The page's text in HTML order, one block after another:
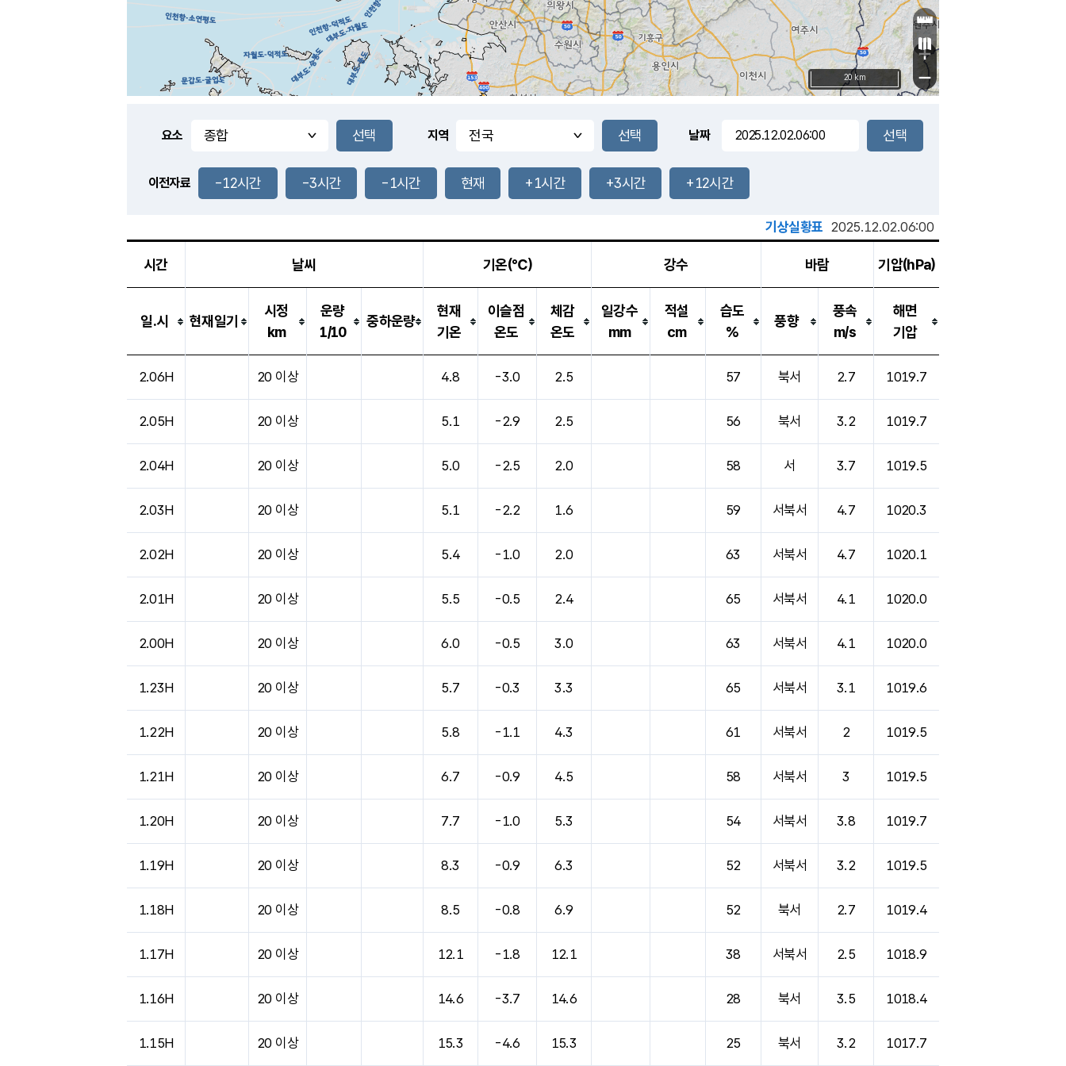
+
−
20 km
요소 지역 날짜
이전자료 -12시간 -3시간 -1시간 현재 +1시간 +3시간 +12시간
기상실황표 2025.12.02.06:00
시간 날씨 기온(℃) 강수 바람 기압(hPa)
일.시 현재일기
시정
km
운량
1/10
중하운량
현재
기온
이슬점
온도
체감
온도
일강수
mm
적설
cm
습도
%
풍향
풍속
m/s
해면
기압
2.06H 20 이상 4.8 -3.0 2.5 57 북서 2.7 1019.7
2.05H 20 이상 5.1 -2.9 2.5 56 북서 3.2 1019.7
2.04H 20 이상 5.0 -2.5 2.0 58 서 3.7 1019.5
2.03H 20 이상 5.1 -2.2 1.6 59 서북서 4.7 1020.3
2.02H 20 이상 5.4 -1.0 2.0 63 서북서 4.7 1020.1
2.01H 20 이상 5.5 -0.5 2.4 65 서북서 4.1 1020.0
2.00H 20 이상 6.0 -0.5 3.0 63 서북서 4.1 1020.0
1.23H 20 이상 5.7 -0.3 3.3 65 서북서 3.1 1019.6
1.22H 20 이상 5.8 -1.1 4.3 61 서북서 2 1019.5
1.21H 20 이상 6.7 -0.9 4.5 58 서북서 3 1019.5
1.20H 20 이상 7.7 -1.0 5.3 54 서북서 3.8 1019.7
1.19H 20 이상 8.3 -0.9 6.3 52 서북서 3.2 1019.5
1.18H 20 이상 8.5 -0.8 6.9 52 북서 2.7 1019.4
1.17H 20 이상 12.1 -1.8 12.1 38 서북서 2.5 1018.9
1.16H 20 이상 14.6 -3.7 14.6 28 북서 3.5 1018.4
1.15H 20 이상 15.3 -4.6 15.3 25 북서 3.2 1017.7